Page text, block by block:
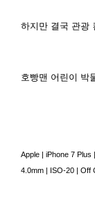
하지만 결국 관광
호빵맨 어린이 박
Apple | iPhone 7 Plus |
4.0mm | ISO-20 | Off